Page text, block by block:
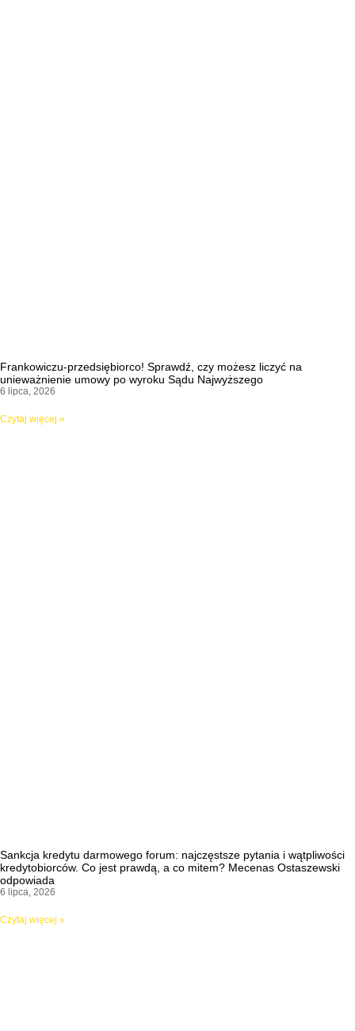
Frankowiczu-przedsiębiorco! Sprawdź, czy możesz liczyć na
unieważnienie umowy po wyroku Sądu Najwyższego
6 lipca, 2026
Czytaj więcej »
Sankcja kredytu darmowego forum: najczęstsze pytania i wątpliwości
kredytobiorców. Co jest prawdą, a co mitem? Mecenas Ostaszewski
odpowiada
6 lipca, 2026
Czytaj więcej »